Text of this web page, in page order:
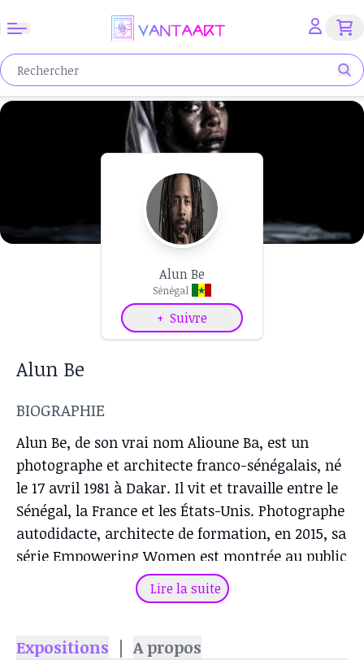
Alun Be
Sénégal
+ Suivre
Alun Be
BIOGRAPHIE
Alun Be, de son vrai nom Alioune Ba, est un
photographe et architecte franco-sénégalais, né
le 17 avril 1981 à Dakar. Il vit et travaille entre le
Sénégal, la France et les États-Unis. Photographe
autodidacte, architecte de formation, en 2015, sa
série Empowering Women est montrée au public
lors de l'Exposition Universelle de Milan. Ce
premier temps d’exposition lui a ouvert depuis
passage en 2016 à la Biennale de Dakar ou encore
Lire la suite
Expositions | A propos